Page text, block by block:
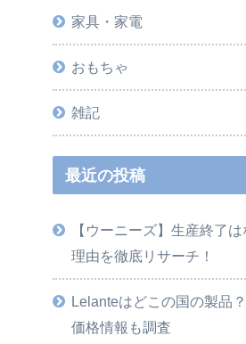
家具・家電
おもちゃ
雑記
最近の投稿
【ウーニーズ】生産終了
理由を徹底リサーチ！
Lelanteはどこの国の製品
価格情報も調査